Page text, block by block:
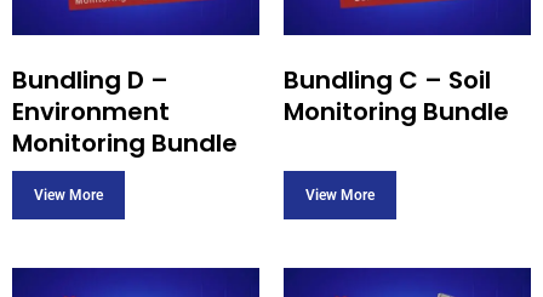
Bundling D –
Environment
Monitoring Bundle
Bundling C – Soil
Monitoring Bundle